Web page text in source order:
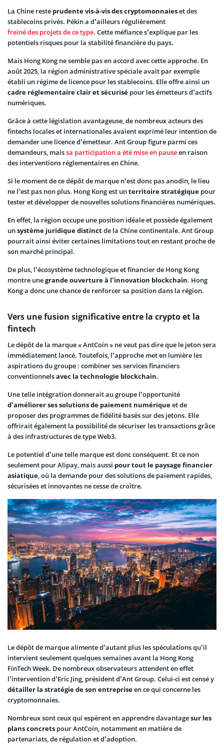
La Chine reste prudente vis-à-vis des cryptomonnaieset des
stablecoins privés. Pékin a d’ailleurs régulièrement
freiné des projets de ce type. Cette méfiance s’explique par les
potentiels risques pour la stabilité financière du pays.
Mais Hong Kong ne semble pas en accord avec cette approche. En
août 2025, la région administrative spéciale avait par exemple
établi un régime de licence pour les stablecoins. Elle offre ainsi un
cadre réglementaire clair et sécurisé pour les émetteurs d’actifs
numériques.
Grâce à cette législation avantageuse, de nombreux acteurs des
fintechs locales et internationales avaient exprimé leur intention de
demander une licence d’émetteur. Ant Group figure parmi ces
demandeurs, maissa participation a été mise en pauseen raison
des interventions réglementaires en Chine.
Si le moment de ce dépôt de marque n’est donc pas anodin, le lieu
ne l’est pas non plus. Hong Kong est unterritoire stratégique pour
tester et développer de nouvelles solutions financières numériques.
En effet, la région occupe une position idéale et possède également
unsystème juridique distinctde la Chine continentale. Ant Group
pourrait ainsi éviter certaines limitations tout en restant proche de
son marché principal.
De plus, l’écosystème technologique et financier de Hong Kong
montre unegrande ouverture à l’innovation blockchain. Hong
Kong a donc une chance de renforcer sa position dans la région.
Vers une fusion significative entre la crypto et la
fintech
Le dépôt de la marque « AntCoin » ne veut pas dire que le jeton sera
immédiatement lancé. Toutefois, l’approche met en lumière les
aspirations du groupe : combiner ses services financiers
conventionnelsavec la technologie blockchain.
Une telle intégration donnerait au groupe l’opportunité
d’améliorer ses solutions de paiement numériqueet de
proposer des programmes de fidélité basés sur des jetons. Elle
offrirait également la possibilité de sécuriser les transactions grâce
à des infrastructures de type Web3.
Le potentiel d’une telle marque est donc conséquent. Et ce non
seulement pour Alipay, mais aussi pour tout le paysage financier
asiatique, où la demande pour des solutions de paiement rapides,
sécurisées et innovantes ne cesse de croître.
Le dépôt de marque alimente d’autant plus les spéculations qu’il
intervient seulement quelques semaines avant la Hong Kong
FinTech Week. De nombreux observateurs attendent en effet
l’intervention d’Eric Jing, président d’Ant Group. Celui-ci est censé y
détailler la stratégie de son entrepriseen ce qui concerne les
cryptomonnaies.
Nombreux sont ceux qui espèrent en apprendre davantagesur les
plans concrets pour AntCoin, notamment en matière de
partenariats, de régulation et d’adoption.